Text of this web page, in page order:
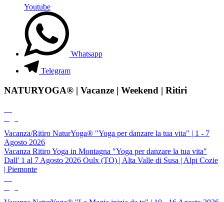
Youtube
Whatsapp
Telegram
NATURYOGA® | Vacanze | Weekend | Ritiri
Vacanza/Ritiro NaturYoga® "Yoga per danzare la tua vita" | 1 - 7
Agosto 2026
Vacanza Ritiro Yoga in Montagna "Yoga per danzare la tua vita"
Dall' 1 al 7 Agosto 2026 Oulx (TO) | Alta Valle di Susa | Alpi Cozie
| Piemonte